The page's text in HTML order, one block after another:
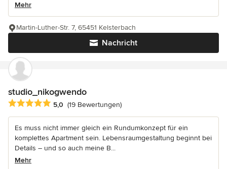
Mehr
Nachricht
Martin-Luther-Str. 7, 65451 Kelsterbach
studio_nikogwendo
Durchschnittliche Bewertung: 5 von 5 Sternen
5,0 (19 Bewertungen)
Es muss nicht immer gleich ein Rundumkonzept für ein
komplettes Apartment sein. Lebensraumgestaltung beginnt bei
Details – und so auch meine B...
Mehr